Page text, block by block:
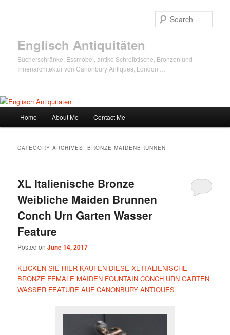
Englisch Antiquitäten
Bücherschränke, Essmöbel, antike Schreibtische, Bronzen und
Innenarchitektur von Canonbury Antiques, London …
Skip
content
Skip
content
Home About Me Contact Me
CATEGORY ARCHIVES:BRONZE MAIDENBRUNNEN
XL Italienische Bronze
Weibliche Maiden Brunnen
Conch Urn Garten Wasser
Feature
Posted onJune 14, 2017
KLICKEN SIE HIER KAUFEN DIESE XL ITALIENISCHE
BRONZE FEMALE MAIDEN FOUNTAIN CONCH URN GARTEN
WASSER FEATURE AUF CANONBURY ANTIQUES